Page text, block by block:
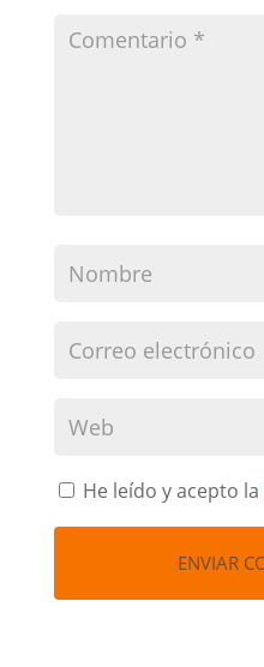
He leído y acepto la